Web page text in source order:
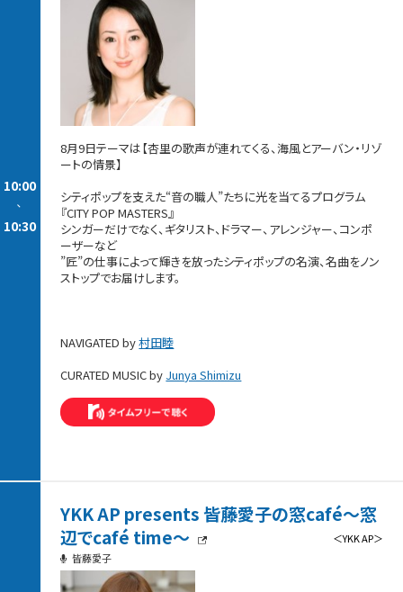
10:00
-
10:30
8月9日テーマは【杏里の歌声が連れてくる、海風とアーバン・リゾ
ートの情景】
シティポップを支えた“音の職人”たちに光を当てるプログラム
『CITY POP MASTERS』
シンガーだけでなく、ギタリスト、ドラマー、アレンジャー、コンポ
ーザーなど
”匠”の仕事によって輝きを放ったシティポップの名演、名曲をノン
ストップでお届けします。
NAVIGATED by村田睦
CURATED MUSIC by Junya Shimizu
YKK AP presents 皆藤愛子の窓café～窓
辺でcafé time～
＜YKK AP＞
皆藤愛子